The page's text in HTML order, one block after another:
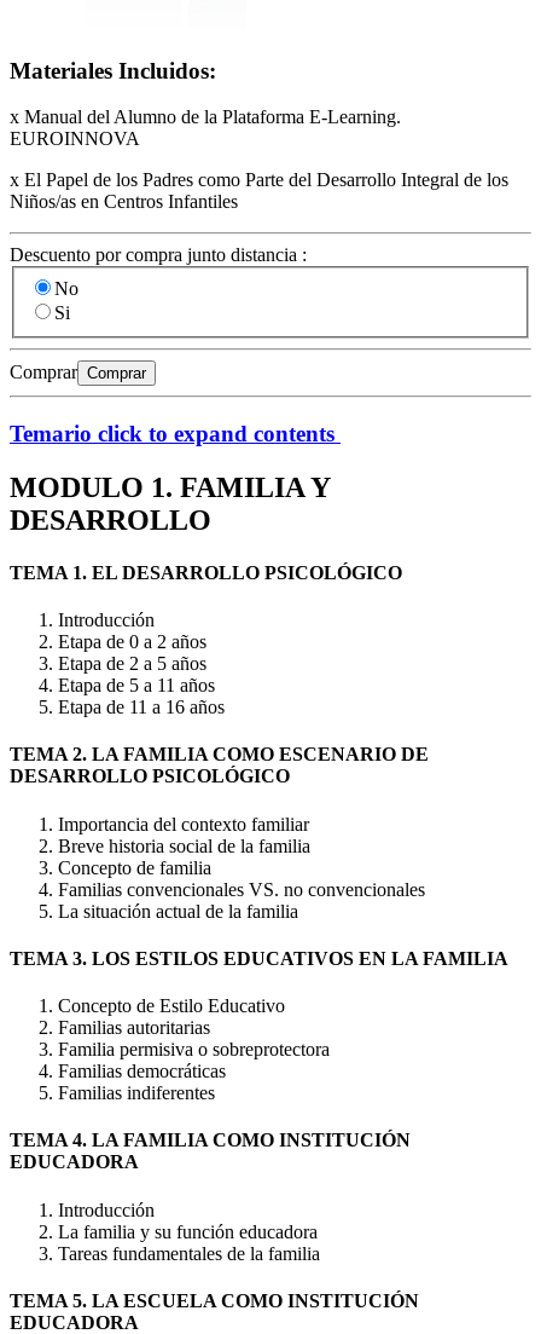
Materiales Incluidos:
x Manual del Alumno de la Plataforma E-Learning.
EUROINNOVA
x El Papel de los Padres como Parte del Desarrollo Integral de los
Niños/as en Centros Infantiles
Descuento por compra junto distancia :
No
Si
Comprar Comprar
Temario click to expand contents
MODULO 1. FAMILIA Y
DESARROLLO
TEMA 1. EL DESARROLLO PSICOLÓGICO
Introducción
Etapa de 0 a 2 años
Etapa de 2 a 5 años
Etapa de 5 a 11 años
Etapa de 11 a 16 años
TEMA 2. LA FAMILIA COMO ESCENARIO DE
DESARROLLO PSICOLÓGICO
Importancia del contexto familiar
Breve historia social de la familia
Concepto de familia
Familias convencionales VS. no convencionales
La situación actual de la familia
TEMA 3. LOS ESTILOS EDUCATIVOS EN LA FAMILIA
Concepto de Estilo Educativo
Familias autoritarias
Familia permisiva o sobreprotectora
Familias democráticas
Familias indiferentes
TEMA 4. LA FAMILIA COMO INSTITUCIÓN
EDUCADORA
Introducción
La familia y su función educadora
Tareas fundamentales de la familia
TEMA 5. LA ESCUELA COMO INSTITUCIÓN
EDUCADORA